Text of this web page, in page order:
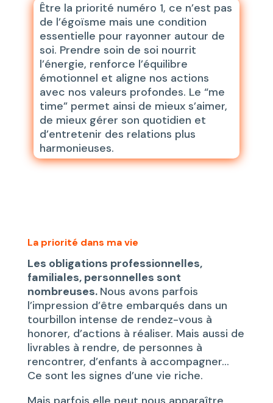
Être la priorité numéro 1, ce n’est pas
de l’égoïsme mais une condition
essentielle pour rayonner autour de
soi. Prendre soin de soi nourrit
l’énergie, renforce l’équilibre
émotionnel et aligne nos actions
avec nos valeurs profondes. Le “me
time” permet ainsi de mieux s’aimer,
de mieux gérer son quotidien et
d’entretenir des relations plus
harmonieuses.
La priorité dans ma vie
Les obligations professionnelles,
familiales, personnelles sont
nombreuses. Nous avons parfois
l’impression d’être embarqués dans un
tourbillon intense de rendez-vous à
honorer, d’actions à réaliser. Mais aussi de
livrables à rendre, de personnes à
rencontrer, d’enfants à accompagner…
Ce sont les signes d’une vie riche.